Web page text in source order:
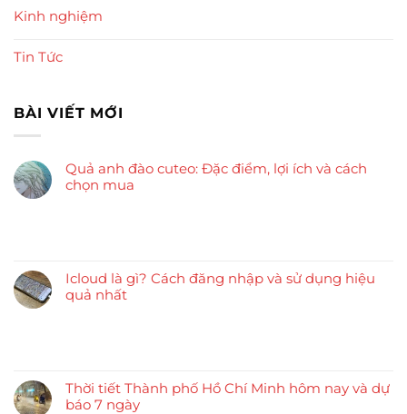
Kinh nghiệm
Tin Tức
BÀI VIẾT MỚI
Quả anh đào cuteo: Đặc điểm, lợi ích và cách
chọn mua
Icloud là gì? Cách đăng nhập và sử dụng hiệu
quả nhất
Thời tiết Thành phố Hồ Chí Minh hôm nay và dự
báo 7 ngày